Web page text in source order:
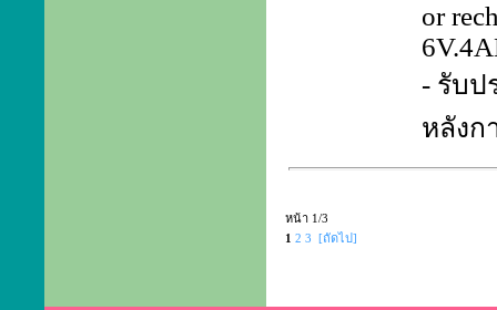
or
- รับป
หลังก
หน้า 1/3
1 2 3 [ถัดไป]